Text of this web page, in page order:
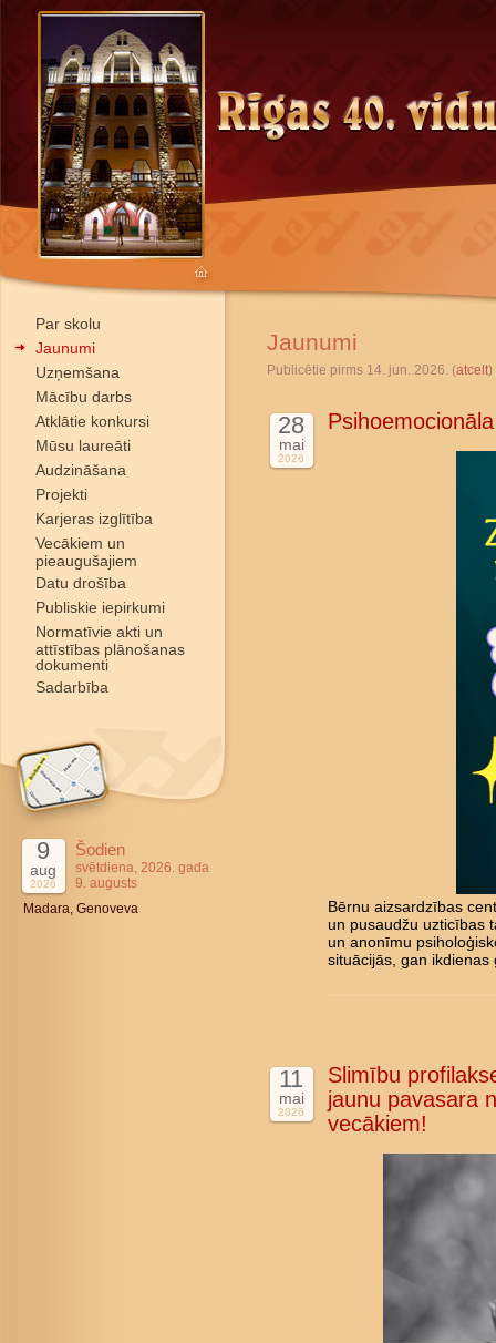
Par skolu
Jaunumi
Uzņemšana
Mācību darbs
Atklātie konkursi
Mūsu laureāti
Audzināšana
Projekti
Karjeras izglītība
Vecākiem un
pieaugušajiem
Datu drošība
Publiskie iepirkumi
Normatīvie akti un
attīstības plānošanas
dokumenti
Sadarbība
9
aug
2026
Šodien
svētdiena, 2026. gada
9. augusts
Madara, Genoveva
Jaunumi
Publicētie pirms 14. jun. 2026. (atcelt)
28
mai
2026
Bērnu aizsardzības
un pusaudžu uzticības
un anonīmu
situācijās, gan ikdienas
11
mai
2026
Slimību
jaunu pavasara
vecākiem!